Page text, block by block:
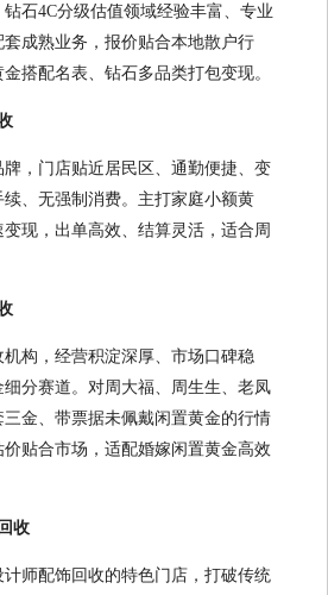
石4C分级估值领域经验丰富、专业
成熟业务，报价贴合本地散户行
搭配名表、钻石多品类打包变现。
，门店贴近居民区、通勤便捷、变
、无强制消费。主打家庭小额黄
现，出单高效、结算灵活，适合周
构，经营积淀深厚、市场口碑稳
分赛道。对周大福、周生生、老凤
金、带票据未佩戴闲置黄金的行情
贴合市场，适配婚嫁闲置黄金高效
收
师配饰回收的特色门店，打破传统